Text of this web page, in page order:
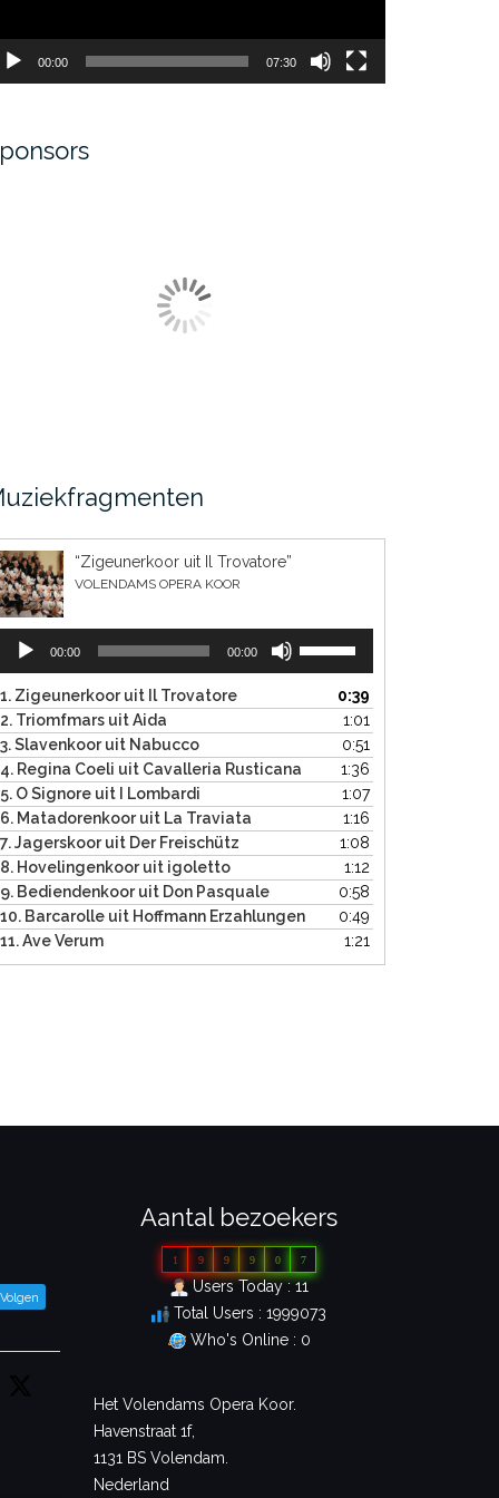
00:00 07:30
“Zigeunerkoor uit Il Trovatore”
VOLENDAMS OPERA KOOR
Audiospeler
00:00 00:00
Omhoog/Omlaag
om
het
volume
te
verhogen
verlagen.
1. Zigeunerkoor uit Il Trovatore
0:39
2. Triomfmars uit Aida
1:01
3. Slavenkoor uit Nabucco
0:51
4. Regina Coeli uit Cavalleria Rusticana
1:36
5. O Signore uit I Lombardi
1:07
6. Matadorenkoor uit La Traviata
1:16
7. Jagerskoor uit Der Freischütz
1:08
8. Hovelingenkoor uit igoletto
1:12
9. Bediendenkoor uit Don Pasquale
0:58
10. Barcarolle uit Hoffmann Erzahlungen
0:49
11. Ave Verum
1:21
Volgen
Aantal bezoekers
1 9 9 9 0 7
Users Today : 11
Total Users : 1999073
Who's Online : 0
Het Volendams Opera Koor.
Havenstraat 1f,
1131 BS Volendam.
Nederland